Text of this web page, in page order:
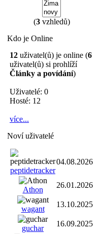
(3vzhledů)
Kdo je Online
12 uživatel(ů) je online (6
uživatel(ů) si prohlíží
Články a povídání)
Uživatelé: 0
Hosté: 12
více...
Noví uživatelé
peptidetracker
04.08.2026
Athon
26.01.2026
wagant
13.10.2025
guchar
16.09.2025